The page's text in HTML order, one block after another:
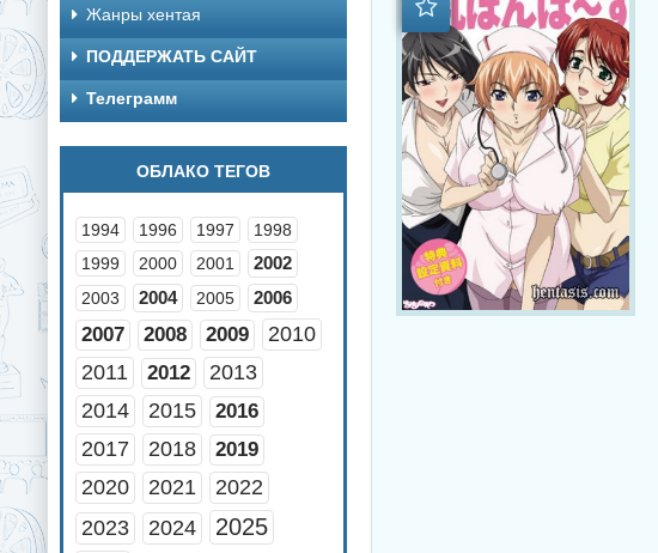
Жанры хентая
ПОДДЕРЖАТЬ САЙТ
Телеграмм
ОБЛАКО ТЕГОВ
1994 1996 1997
1998
1999
2000 2001 2002
2003 2004 2005 2006
2007 2008 2009
2010
2011
2012
2013
2014
2015 2016
2017 2018 2019
2020 2021
2022
2023
2024 2025